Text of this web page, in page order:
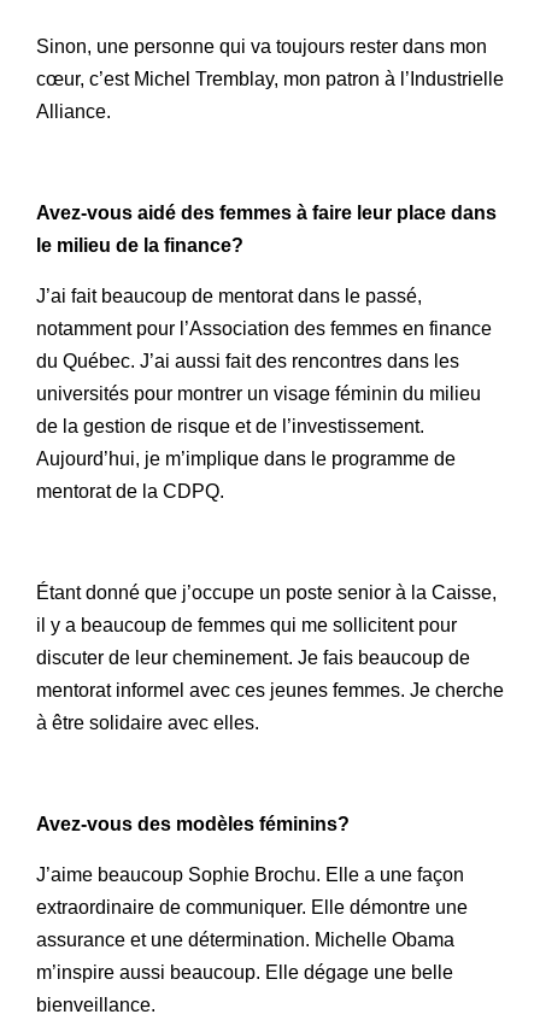
Sinon, une personne qui va toujours rester dans mon
cœur, c’est Michel Tremblay, mon patron à l’Industrielle
Alliance.
Avez-vous aidé des femmes à faire leur place dans
le milieu de la finance?
J’ai fait beaucoup de mentorat dans le passé,
notamment pour l’Association des femmes en finance
du Québec. J’ai aussi fait des rencontres dans les
universités pour montrer un visage féminin du milieu
de la gestion de risque et de l’investissement.
Aujourd’hui, je m’implique dans le programme de
mentorat de la CDPQ.
Étant donné que j’occupe un poste senior à la Caisse,
il y a beaucoup de femmes qui me sollicitent pour
discuter de leur cheminement. Je fais beaucoup de
mentorat informel avec ces jeunes femmes. Je cherche
à être solidaire avec elles.
Avez-vous des modèles féminins?
J’aime beaucoup Sophie Brochu. Elle a une façon
extraordinaire de communiquer. Elle démontre une
assurance et une détermination. Michelle Obama
m’inspire aussi beaucoup. Elle dégage une belle
bienveillance.